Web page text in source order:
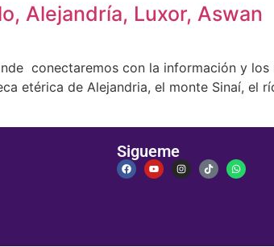
Alejandría, Luxor, Aswan
conectaremos con la información y
etérica de Alejandria, el monte Sinaí, el
Sigueme